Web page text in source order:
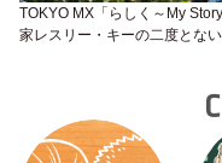
TOKYO MX「らしく～My
家レスリー・キーの二度とな